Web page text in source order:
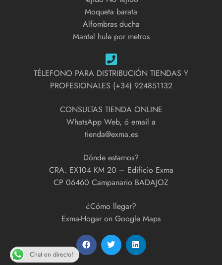
Moqueta barata
Alfombras ducha
Mantel hule por metros
TÉLEFONO PARA DISTRIBUCIÓN TIENDAS Y
PROFESIONALES (+34) 924851132
CONSULTAS TIENDA ONLINE
WhatsApp Web, ó email a
tienda@exma.es
Dónde estamos?
CRA. EX104 KM 20 – Edificio Exma
CP 06460 Campanario BADAJOZ
¿Cómo llegar?
Exma-Hogar on Google Maps
Chat en directo!